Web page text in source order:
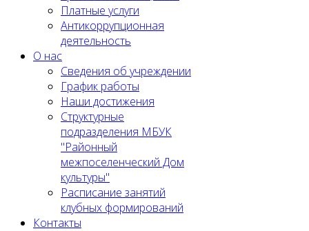
Платные услуги
Антикоррупционная
деятельность
О нас
Сведения об учреждении
График работы
Наши достижения
Структурные
подразделения МБУК
"Районный
межпоселенческий Дом
культуры"
Расписание занятий
клубных формирований
Контакты